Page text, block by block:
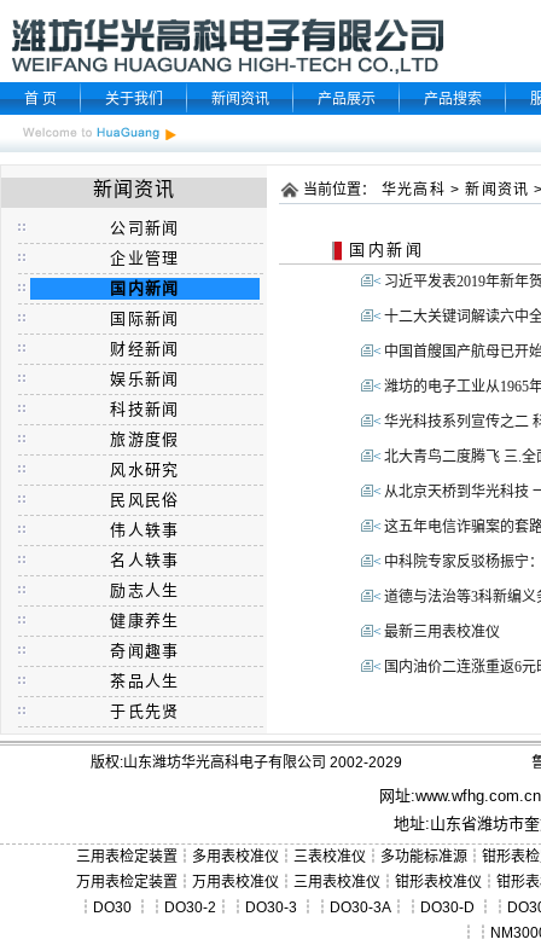
首 页 关于我们 新闻资讯 产品展示 产品搜索
新闻资讯
公司新闻
企业管理
国内新闻
国际新闻
财经新闻
娱乐新闻
科技新闻
旅游度假
风水研究
民风民俗
伟人轶事
名人轶事
励志人生
健康养生
奇闻趣事
茶品人生
于氏先贤
当前位置： 华光高科 >新闻资讯
国内新闻
< 习近平发表2019年新年
<十二大关键词解读六中
< 中国首艘国产航母已开
<潍坊的电子工业从1965
<华光科技系列宣传之二
<北大青鸟二度腾飞 三.
<从北京天桥到华光科技
<这五年电信诈骗案的套
< 中科院专家反驳杨振宁
<道德与法治等3科新编
<最新三用表校准仪
< 国内油价二连涨重返6
版权:山东潍坊华光高科电子有限公司 2002-2029
网址:www.wfhg.com.cn
地址:山东省潍坊市
三用表检定装置 ┆ 多用表校准仪 ┆ 三表校准仪 ┆ 多功能标准源 ┆ 钳形表
万用表检定装置 ┆ 万用表校准仪 ┆ 三用表校准仪 ┆ 钳形表校准仪 ┆ 钳形
┆ DO30 ┆┆ DO30-2 ┆┆ DO30-3 ┆┆ DO30-3A ┆┆ DO30-D ┆┆
┆┆